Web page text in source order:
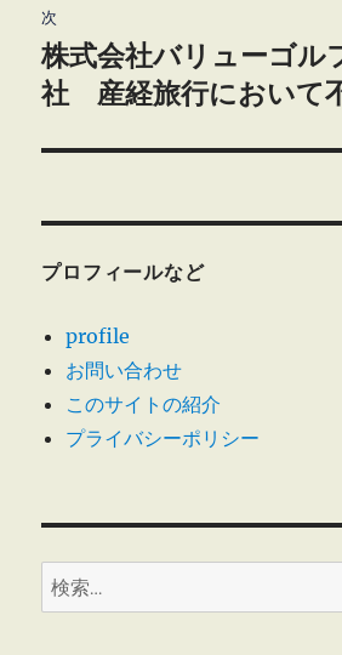
ゲ
ー
ン
次
次
の
稿:
株式会社バリューゴ
社 産経旅行において
プロフィールなど
profile
お問い合わせ
このサイトの紹介
プライバシーポリシー
検
索: